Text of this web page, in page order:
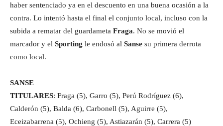
haber sentenciado ya en el descuento en una buena ocasión a la
contra. Lo intentó hasta el final el conjunto local, incluso con la
subida a rematar del guardameta Fraga. No se movió el
marcador y el Sporting le endosó al Sanse su primera derrota
como local.
SANSE
TITULARES: Fraga (5), Garro (5), Perú Rodríguez (6),
Calderón (5), Balda (6), Carbonell (5), Aguirre (5),
Eceizabarrena (5), Ochieng (5), Astiazarán (5), Carrera (5)